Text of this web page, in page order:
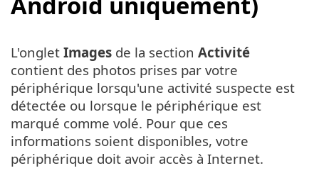
L'onglet Images de la section Activité
contient des photos prises par votre
périphérique lorsqu'une activité suspecte est
détectée ou lorsque le périphérique est
marqué comme volé. Pour que ces
informations soient disponibles, votre
périphérique doit avoir accès à Internet.